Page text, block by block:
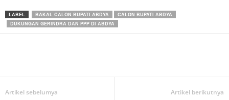
LABEL BAKAL CALON BUPATI ABDYA
CALON BUPATI ABDYA
DUKUNGAN GERINDRA DAN PPP DI ABDYA
Artikel sebelumya Artikel berikutnya